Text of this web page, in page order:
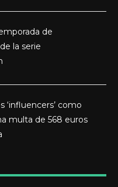
de
la serie
‘influencers’ como
multa de 568 euros